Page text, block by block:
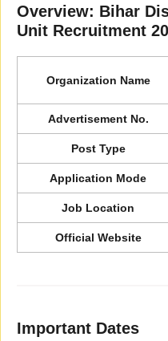
Overview: Bihar
Unit Recruitment
Organization Name
Advertisement No.
Post Type
Application Mode
Job Location
Official Website
Important Dates